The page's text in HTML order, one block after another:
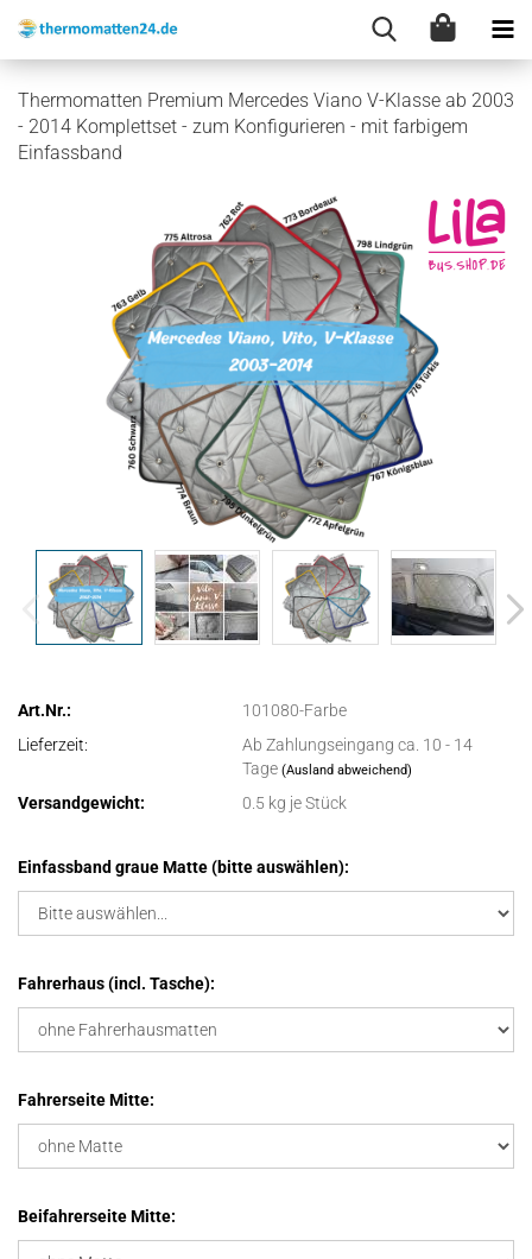
Thermomatten Premium Mercedes Viano V-Klasse ab 2003
- 2014 Komplettset - zum Konfigurieren - mit farbigem
Einfassband
Art.Nr.:
101080-Farbe
Lieferzeit:
Ab Zahlungseingang ca. 10 - 14
Tage(Ausland abweichend)
Versandgewicht: 0.5 kg je Stück
Einfassband graue Matte (bitte auswählen):
Fahrerhaus (incl. Tasche):
Fahrerseite Mitte:
Beifahrerseite Mitte: